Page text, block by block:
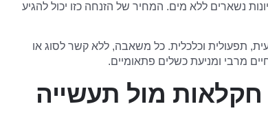
נשארים ללא מים. המחיר של הזנחה כזו יכול להגיע
תפעולית וכלכלית. כל משאבה, ללא קשר לסוג או
מרבי ומניעת כשלים פתאומיים.
מול תעשייה